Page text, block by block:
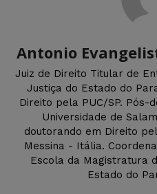
Antonio
Juiz de Direito Titular de
Justiça do Estado do
Direito pela PUC/SP. Pós-
Universidade de
doutorando em Direito
Messina - Itália.
Escola da Magistratura
Estado do